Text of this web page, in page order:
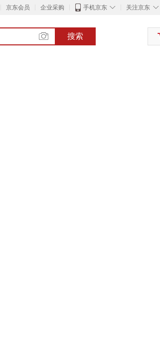
京东会员 企业采购 ◇
手机京东 ◇
关注京东
搜索